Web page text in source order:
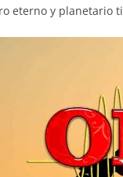
eterno y planetario